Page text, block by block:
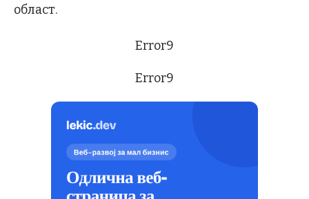
област.
Error9
Error9